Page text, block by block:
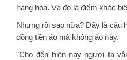
hàng hóa. Và đó là điểm khác
Nhưng rồi sao nữa? Đấy là câu
đồng tiền ảo mà không ảo này.
"Cho đến hiện nay người ta